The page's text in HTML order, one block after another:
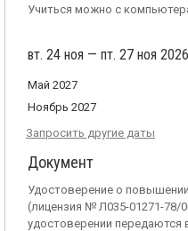
Учиться можно с
вт. 24 ноя — пт. 27 ноя
Май 2027
Ноябрь 2027
Запросить другие даты
Документ
Удостоверение о
(лицензия № Л035-01271-78/
удостоверении